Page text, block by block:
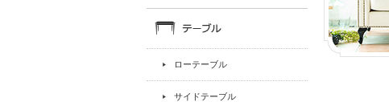
ローテーブル
サイドテーブル